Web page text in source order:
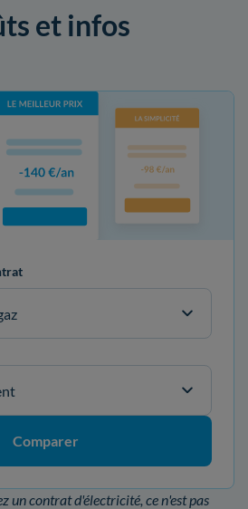
et infos
Comparer
un contrat d'électricité, ce n'est pas